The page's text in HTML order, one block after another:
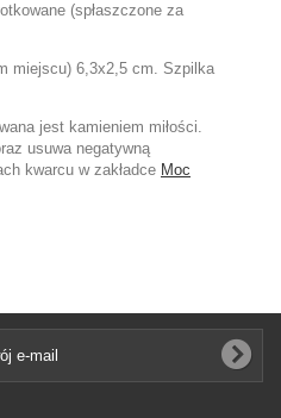
(spłaszczone za
miejscu) 6,3x2,5 cm. Szpilka
jest kamieniem miłości.
usuwa negatywną
kwarcu w zakładce Moc